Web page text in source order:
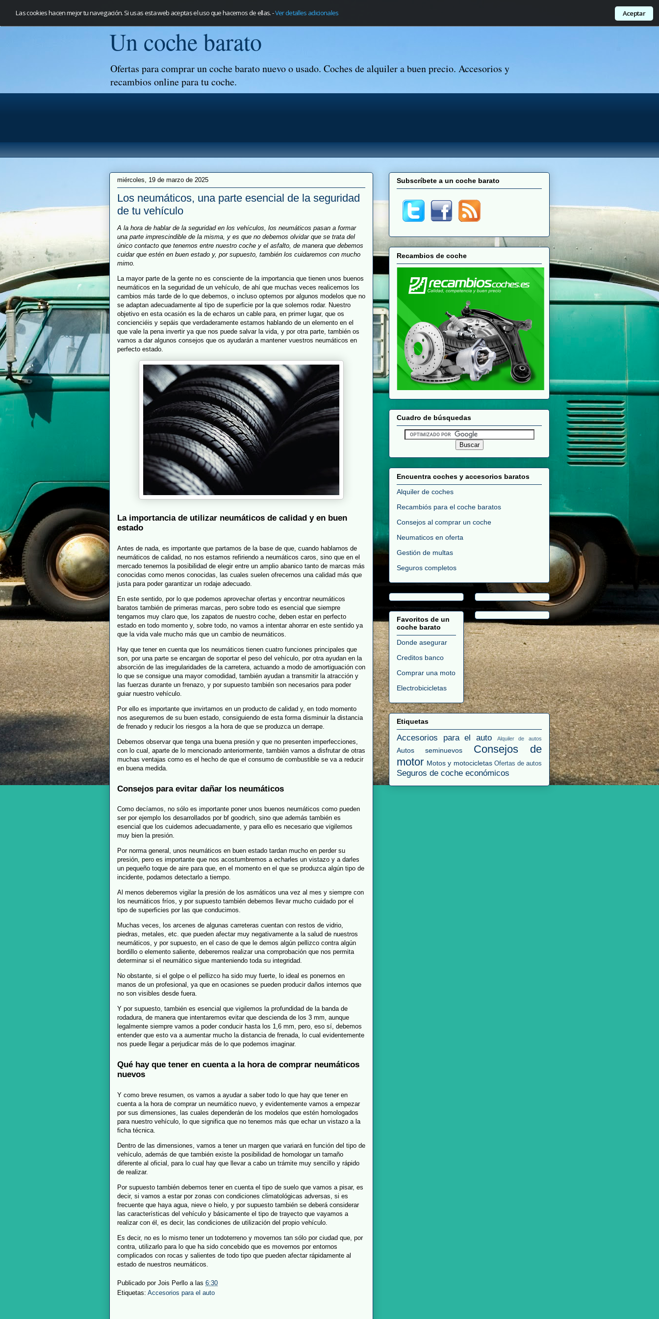
Las cookies hacen mejor tu navegación. Si usas esta web aceptas el uso que hacemos de ellas.-Ver detalles adicionales Aceptar
Un coche barato
Ofertas para comprar un coche barato nuevo o usado. Coches de alquiler a buen precio. Accesorios y
recambios online para tu coche.
miércoles, 19 de marzo de 2025
Los neumáticos, una parte esencial de la seguridad
de tu vehículo
A la hora de hablar de la seguridad en los vehículos, los neumáticos pasan a formar
una parte imprescindible de la misma, y es que no debemos olvidar que se trata del
único contacto que tenemos entre nuestro coche y el asfalto, de manera que debemos
cuidar que estén en buen estado y, por supuesto, también los cuidaremos con mucho
mimo.
La mayor parte de la gente no es consciente de la importancia que tienen unos buenos
neumáticos en la seguridad de un vehículo, de ahí que muchas veces realicemos los
cambios más tarde de lo que debemos, o incluso optemos por algunos modelos que no
se adaptan adecuadamente al tipo de superficie por la que solemos rodar. Nuestro
objetivo en esta ocasión es la de echaros un cable para, en primer lugar, que os
concienciéis y sepáis que verdaderamente estamos hablando de un elemento en el
que vale la pena invertir ya que nos puede salvar la vida, y por otra parte, también os
vamos a dar algunos consejos que os ayudarán a mantener vuestros neumáticos en
perfecto estado.
La importancia de utilizar neumáticos de calidad y en buen
estado
Antes de nada, es importante que partamos de la base de que, cuando hablamos de
neumáticos de calidad, no nos estamos refiriendo a neumáticos caros, sino que en el
mercado tenemos la posibilidad de elegir entre un amplio abanico tanto de marcas más
conocidas como menos conocidas, las cuales suelen ofrecernos una calidad más que
justa para poder garantizar un rodaje adecuado.
En este sentido, por lo que podemos aprovechar ofertas y encontrar neumáticos
baratos también de primeras marcas, pero sobre todo es esencial que siempre
tengamos muy claro que, los zapatos de nuestro coche, deben estar en perfecto
estado en todo momento y, sobre todo, no vamos a intentar ahorrar en este sentido ya
que la vida vale mucho más que un cambio de neumáticos.
Hay que tener en cuenta que los neumáticos tienen cuatro funciones principales que
son, por una parte se encargan de soportar el peso del vehículo, por otra ayudan en la
absorción de las irregularidades de la carretera, actuando a modo de amortiguación con
lo que se consigue una mayor comodidad, también ayudan a transmitir la atracción y
las fuerzas durante un frenazo, y por supuesto también son necesarios para poder
guiar nuestro vehículo.
Por ello es importante que invirtamos en un producto de calidad y, en todo momento
nos aseguremos de su buen estado, consiguiendo de esta forma disminuir la distancia
de frenado y reducir los riesgos a la hora de que se produzca un derrape.
Debemos observar que tenga una buena presión y que no presenten imperfecciones,
con lo cual, aparte de lo mencionado anteriormente, también vamos a disfrutar de otras
muchas ventajas como es el hecho de que el consumo de combustible se va a reducir
en buena medida.
Consejos para evitar dañar los neumáticos
Como decíamos, no sólo es importante poner unos buenos neumáticos como pueden
ser por ejemplo los desarrollados por bf goodrich, sino que además también es
esencial que los cuidemos adecuadamente, y para ello es necesario que vigilemos
muy bien la presión.
Por norma general, unos neumáticos en buen estado tardan mucho en perder su
presión, pero es importante que nos acostumbremos a echarles un vistazo y a darles
un pequeño toque de aire para que, en el momento en el que se produzca algún tipo de
incidente, podamos detectarlo a tiempo.
Al menos deberemos vigilar la presión de los asmáticos una vez al mes y siempre con
los neumáticos fríos, y por supuesto también debemos llevar mucho cuidado por el
tipo de superficies por las que conducimos.
Muchas veces, los arcenes de algunas carreteras cuentan con restos de vidrio,
piedras, metales, etc. que pueden afectar muy negativamente a la salud de nuestros
neumáticos, y por supuesto, en el caso de que le demos algún pellizco contra algún
bordillo o elemento saliente, deberemos realizar una comprobación que nos permita
determinar si el neumático sigue manteniendo toda su integridad.
No obstante, si el golpe o el pellizco ha sido muy fuerte, lo ideal es ponernos en
manos de un profesional, ya que en ocasiones se pueden producir daños internos que
no son visibles desde fuera.
Y por supuesto, también es esencial que vigilemos la profundidad de la banda de
rodadura, de manera que intentaremos evitar que descienda de los 3 mm, aunque
legalmente siempre vamos a poder conducir hasta los 1,6 mm, pero, eso sí, debemos
entender que esto va a aumentar mucho la distancia de frenada, lo cual evidentemente
nos puede llegar a perjudicar más de lo que podemos imaginar.
Qué hay que tener en cuenta a la hora de comprar neumáticos
nuevos
Y como breve resumen, os vamos a ayudar a saber todo lo que hay que tener en
cuenta a la hora de comprar un neumático nuevo, y evidentemente vamos a empezar
por sus dimensiones, las cuales dependerán de los modelos que estén homologados
para nuestro vehículo, lo que significa que no tenemos más que echar un vistazo a la
ficha técnica.
Dentro de las dimensiones, vamos a tener un margen que variará en función del tipo de
vehículo, además de que también existe la posibilidad de homologar un tamaño
diferente al oficial, para lo cual hay que llevar a cabo un trámite muy sencillo y rápido
de realizar.
Por supuesto también debemos tener en cuenta el tipo de suelo que vamos a pisar, es
decir, si vamos a estar por zonas con condiciones climatológicas adversas, si es
frecuente que haya agua, nieve o hielo, y por supuesto también se deberá considerar
las características del vehículo y básicamente el tipo de trayecto que vayamos a
realizar con él, es decir, las condiciones de utilización del propio vehículo.
Es decir, no es lo mismo tener un todoterreno y movernos tan sólo por ciudad que, por
contra, utilizarlo para lo que ha sido concebido que es movernos por entornos
complicados con rocas y salientes de todo tipo que pueden afectar rápidamente al
estado de nuestros neumáticos.
Publicado por Jois Perllo a las 6:30
Etiquetas: Accesorios para el auto
Subscríbete a un coche barato
Recambios de coche
Cuadro de búsquedas
Encuentra coches y accesorios baratos
Alquiler de coches
Recambiós para el coche baratos
Consejos al comprar un coche
Neumaticos en oferta
Gestión de multas
Seguros completos
Favoritos de un
coche barato
Donde asegurar
Creditos banco
Comprar una moto
Electrobicicletas
Etiquetas
Accesorios para el auto Alquiler de autos
Autos seminuevos
Consejos de
motor Motos y motocicletas Ofertas de autos
Seguros de coche económicos